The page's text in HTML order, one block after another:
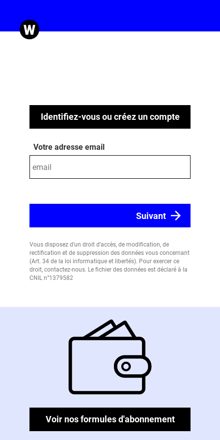
Identifiez-vous ou créez un compte
Votre adresse email
Vous disposez d’un droit d’accès, de modification, de
rectification et de suppression des données vous concernant
(Art. 34 de la loi informatique et libertés). Pour exercer ce
droit, contactez-nous. Le fichier des données est déclaré à la
CNIL n°1379582
Voir nos formules d'abonnement